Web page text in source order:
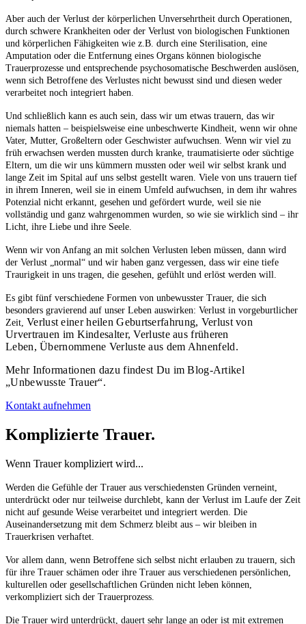
Aber auch der Verlust der körperlichen Unversehrtheit durch Operationen,
durch schwere Krankheiten oder der Verlust von biologischen Funktionen
und körperlichen Fähigkeiten wie z.B. durch eine Sterilisation, eine
Amputation oder die Entfernung eines Organs können biologische
Trauerprozesse und entsprechende psychosomatische Beschwerden auslösen,
wenn sich Betroffene des Verlustes nicht bewusst sind und diesen weder
verarbeitet noch integriert haben.
Und schließlich kann es auch sein, dass wir um etwas trauern, das wir
niemals hatten – beispielsweise eine unbeschwerte Kindheit, wenn wir ohne
Vater, Mutter, Großeltern oder Geschwister aufwuchsen. Wenn wir viel zu
früh erwachsen werden mussten durch kranke, traumatisierte oder süchtige
Eltern, um die wir uns kümmern mussten oder weil wir selbst krank und
lange Zeit im Spital auf uns selbst gestellt waren. Viele von uns trauern tief
in ihrem Inneren, weil sie in einem Umfeld aufwuchsen, in dem ihr wahres
Potenzial nicht erkannt, gesehen und gefördert wurde, weil sie nie
vollständig und ganz wahrgenommen wurden, so wie sie wirklich sind – ihr
Licht, ihre Liebe und ihre Seele.
Wenn wir von Anfang an mit solchen Verlusten leben müssen, dann wird
der Verlust „normal“ und wir haben ganz vergessen, dass wir eine tiefe
Traurigkeit in uns tragen, die gesehen, gefühlt und erlöst werden will.
Es gibt fünf verschiedene Formen von unbewusster Trauer, die sich
besonders gravierend auf unser Leben auswirken: Verlust in vorgeburtlicher
Zeit, Verlust einer heilen Geburtserfahrung, Verlust von
Urvertrauen im Kindesalter,Verluste aus früheren
Leben,Übernommene Verluste aus dem Ahnenfeld.
Mehr Informationen dazu findest Du im Blog-Artikel
„Unbewusste Trauer“.
Kontakt aufnehmen
Komplizierte Trauer.
Wenn Trauer kompliziert wird...
Werden die Gefühle der Trauer aus verschiedensten Gründen verneint,
unterdrückt oder nur teilweise durchlebt, kann der Verlust im Laufe der Zeit
nicht auf gesunde Weise verarbeitet und integriert werden. Die
Auseinandersetzung mit dem Schmerz bleibt aus – wir bleiben in
Trauerkrisen verhaftet.
Vor allem dann, wenn Betroffene sich selbst nicht erlauben zu trauern, sich
für ihre Trauer schämen oder ihre Trauer aus verschiedenen persönlichen,
kulturellen oder gesellschaftlichen Gründen nicht leben können,
verkompliziert sich der Trauerprozess.
Die Trauer wird unterdrückt, dauert sehr lange an oder ist mit extremen